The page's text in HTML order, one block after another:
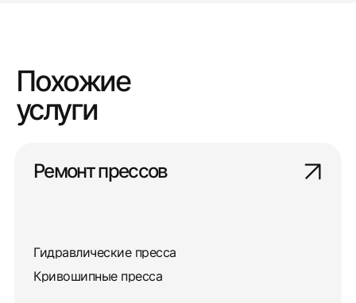
Похожие
услуги
Ремонт прессов
Гидравлические пресса
Кривошипные пресса